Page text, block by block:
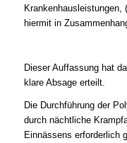
Krankenhausleistungen,
hiermit in
Dieser Auffassung hat
klare Absage erteilt.
Die Durchführung der
durch nächtliche
Einnässens erforderlich